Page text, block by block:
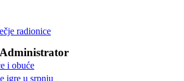
radionice
i obuće
igre u srpnju